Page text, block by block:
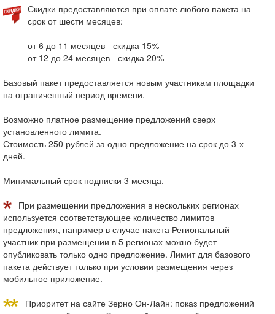
Скидки предоставляются при оплате любого пакета на
срок от шести месяцев:
от 6 до 11 месяцев - скидка 15%
от 12 до 24 месяцев - скидка 20%
Базовый пакет предоставляется новым участникам площадки
на ограниченный период времени.
Возможно платное размещение предложений сверх
установленного лимита.
Стоимость 250 рублей за одно предложение на срок до 3-х
дней.
Минимальный срок подписки 3 месяца.
При размещении предложения в нескольких регионах
используется соответствующее количество лимитов
предложения, например в случае пакета Региональный
участник при размещении в 5 регионах можно будет
опубликовать только одно предложение. Лимит для базового
пакета действует только при условии размещения через
мобильное приложение.
Приоритет на сайте Зерно Он-Лайн: показ предложений